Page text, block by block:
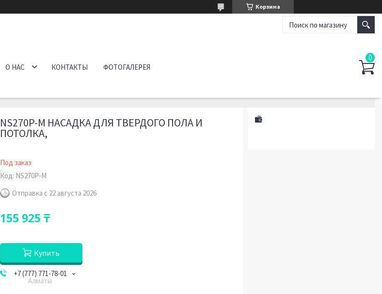
Корзина
О НАС КОНТАКТЫ ФОТОГАЛЕРЕЯ
NS270P-M НАСАДКА ДЛЯ ТВЕРДОГО ПОЛА И
ПОТОЛКА,
Под заказ
Код: NS270P-M
Отправка с 22 августа 2026
155 925 ₸
Купить
+7 (777) 771-78-01
Алматы